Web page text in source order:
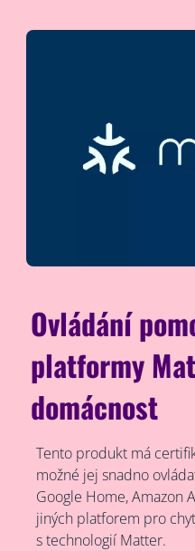
Ovládání
platformy
domácnost
Tento produkt má
možné jej snadno
Google Home, Amazon
jiných platforem pro
s technologií Matter.